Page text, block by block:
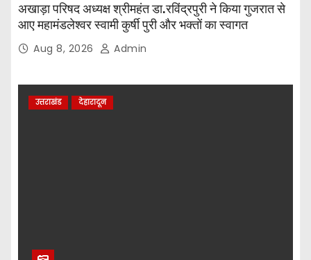
अखाड़ा परिषद अध्यक्ष श्रीमहंत डा.रविंद्रपुरी ने किया गुजरात से
आए महामंडलेश्वर स्वामी कुर्षी पुरी और भक्तों का स्वागत
Aug 8, 2026 Admin
उत्तराखंड देहारादून